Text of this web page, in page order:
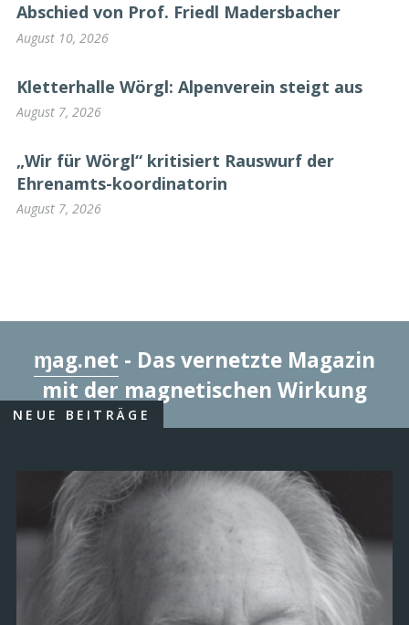
Abschied von Prof. Friedl Madersbacher
August 10, 2026
Kletterhalle Wörgl: Alpenverein steigt aus
August 7, 2026
„Wir für Wörgl“ kritisiert Rauswurf der
Ehrenamts-koordinatorin
August 7, 2026
ɱag.net - Das vernetzte Magazin
mit der magnetischen Wirkung
NEUE BEITRÄGE